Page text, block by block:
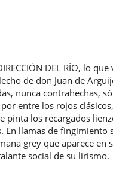
DEL RÍO, lo que
de don Juan de
nunca contrahechas,
entre los rojos
pinta los recargados
En llamas de fingimiento
grey que aparece en
social de su lirismo.